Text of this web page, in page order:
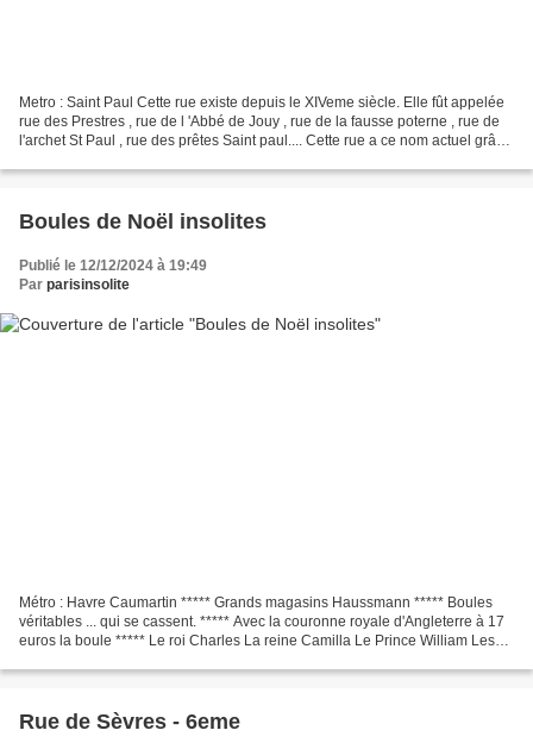
Metro : Saint Paul Cette rue existe depuis le XIVeme siècle. Elle fût appelée
rue des Prestres , rue de l 'Abbé de Jouy , rue de la fausse poterne , rue de
l'archet St Paul , rue des prêtes Saint paul.... Cette rue a ce nom actuel grâce
Boules de Noël insolites
Publié le 12/12/2024 à 19:49
Par parisinsolite
Métro : Havre Caumartin ***** Grands magasins Haussmann ***** Boules
véritables ... qui se cassent. ***** Avec la couronne royale d'Angleterre à 17
euros la boule ***** Le roi Charles La reine Camilla Le Prince William Les
Rue de Sèvres - 6eme